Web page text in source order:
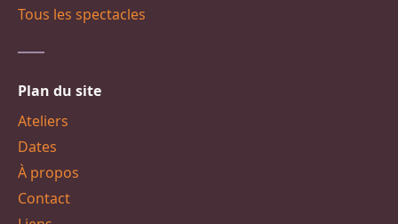
Tous les spectacles
Plan du site
Ateliers
Dates
À propos
Contact